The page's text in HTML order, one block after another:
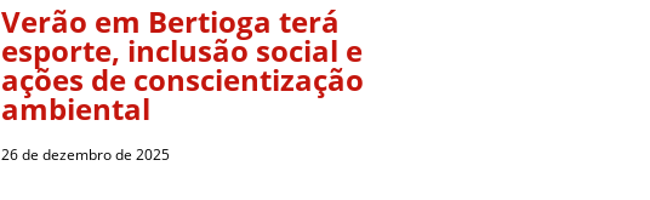
Verão em Bertioga terá
esporte, inclusão social e
ações de conscientização
ambiental
26 de dezembro de 2025